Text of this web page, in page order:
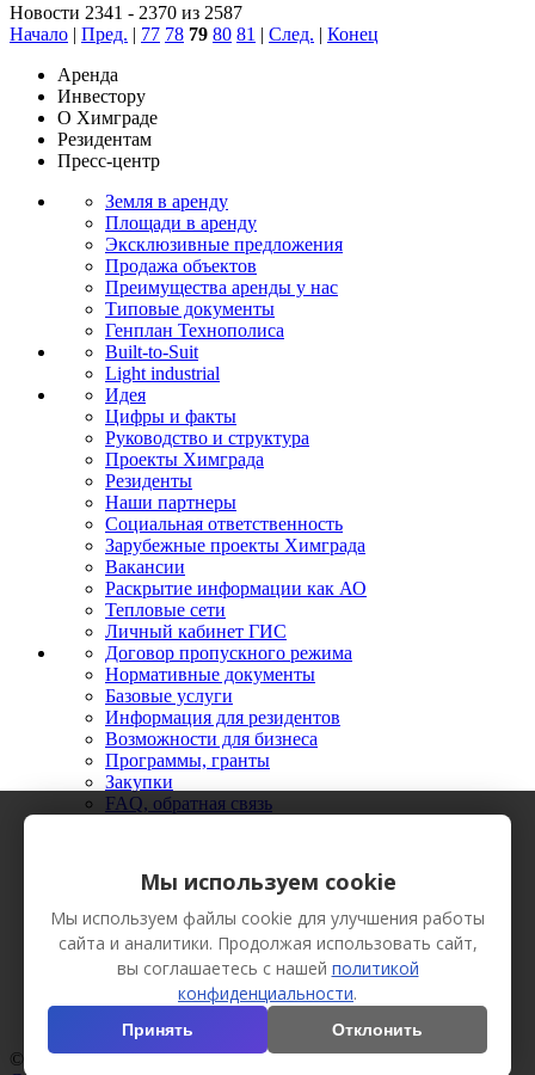
Новости 2341 - 2370 из 2587
Начало | Пред. | 77 78 79 80 81 | След. | Конец
Аренда
Инвестору
О Химграде
Резидентам
Пресс-центр
Земля в аренду
Площади в аренду
Эксклюзивные предложения
Продажа объектов
Преимущества аренды у нас
Типовые документы
Генплан Технополиса
Built-to-Suit
Light industrial
Идея
Цифры и факты
Руководство и структура
Проекты Химграда
Резиденты
Наши партнеры
Социальная ответственность
Зарубежные проекты Химграда
Вакансии
Раскрытие информации как АО
Тепловые сети
Личный кабинет ГИС
Договор пропускного режима
Нормативные документы
Базовые услуги
Информация для резидентов
Возможности для бизнеса
Программы, гранты
Закупки
FAQ, обратная связь
Видео
Вестник Химграда
Сотрудничество
Пресс-кит
© АО «Технополис «Химград», 2013 Все права защищены.
Мы используем cookie
Мы используем файлы cookie для улучшения работы
сайта и аналитики. Продолжая использовать сайт,
вы соглашаетесь с нашей политикой
конфиденциальности.
Принять Отклонить